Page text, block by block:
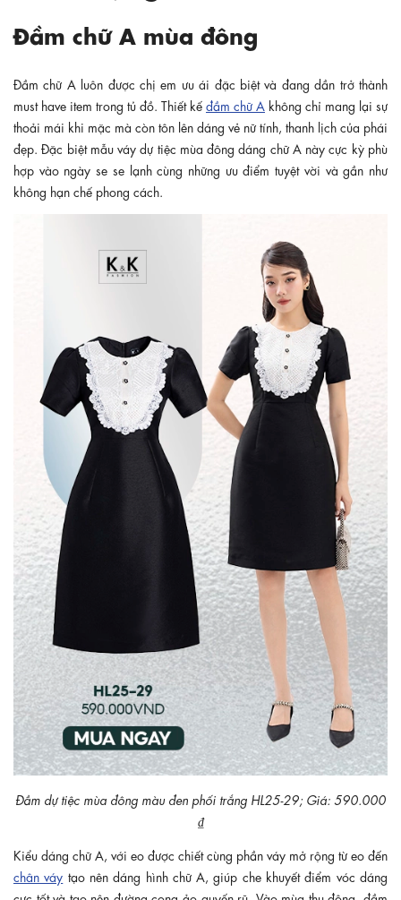
Đầm chữ A mùa đông
Đầm chữ A luôn được chị em ưu ái đặc biệt và đang dần trở thành
must have item trong tủ đồ. Thiết kế đầm chữ A không chỉ mang lại sự
thoải mái khi mặc mà còn tôn lên dáng vẻ nữ tính, thanh lịch của phái
đẹp. Đặc biệt mẫu váy dự tiệc mùa đông dáng chữ A này cực kỳ phù
hợp vào ngày se se lạnh cùng những ưu điểm tuyệt vời và gần như
không hạn chế phong cách.
Đầm dự tiệc mùa đông màu đen phối trắng HL25-29; Giá: 590.000
₫
Kiểu dáng chữ A, với eo được chiết cùng phần váy mở rộng từ eo đến
chân váy tạo nên dáng hình chữ A, giúp che khuyết điểm vóc dáng